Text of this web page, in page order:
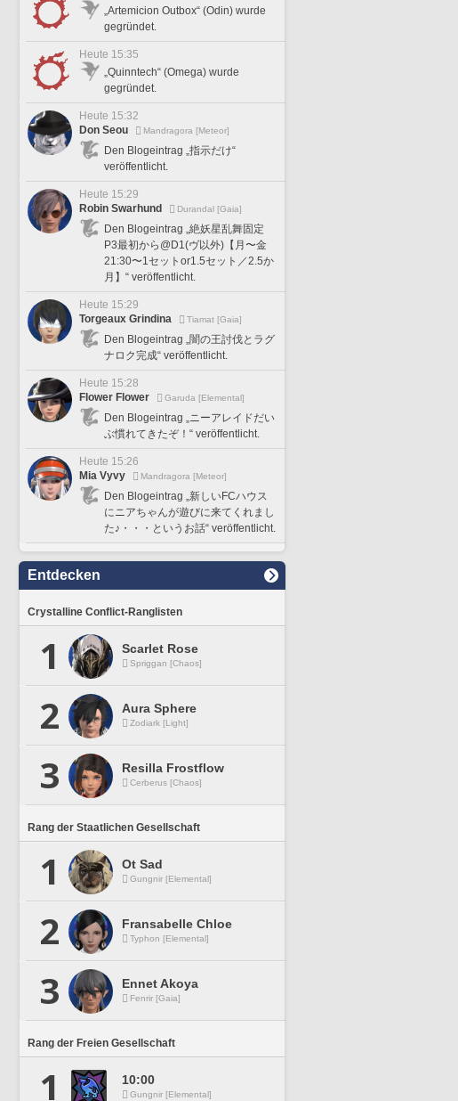
„Artemicion Outbox“ (Odin) wurde
gegründet.
Heute 15:35
„Quinntech“ (Omega) wurde
gegründet.
Heute 15:32
Don Seou
Mandragora [Meteor]
Den Blogeintrag „指示だけ“
veröffentlicht.
Heute 15:29
Robin Swarhund
Durandal [Gaia]
Den Blogeintrag „絶妖星乱舞固定
P3最初から@D1(ヴ以外)【月〜金
21:30〜1セットor1.5セット／2.5か
月】“ veröffentlicht.
Heute 15:29
Torgeaux Grindina
Tiamat [Gaia]
Den Blogeintrag „闇の王討伐とラグ
ナロク完成“ veröffentlicht.
Heute 15:28
Flower Flower
Garuda [Elemental]
Den Blogeintrag „ニーアレイドだい
ぶ慣れてきたぞ！“ veröffentlicht.
Heute 15:26
Mia Vyvy
Mandragora [Meteor]
Den Blogeintrag „新しいFCハウス
にニアちゃんが遊びに来てくれまし
た♪・・・というお話“ veröffentlicht.
Entdecken
Crystalline Conflict-Ranglisten
1 Scarlet Rose
Spriggan [Chaos]
2 Aura Sphere
Zodiark [Light]
3 Resilla Frostflow
Cerberus [Chaos]
Rang der Staatlichen Gesellschaft
1 Ot Sad
Gungnir [Elemental]
2 Fransabelle Chloe
Typhon [Elemental]
3 Ennet Akoya
Fenrir [Gaia]
Rang der Freien Gesellschaft
1 10:00
Gungnir [Elemental]